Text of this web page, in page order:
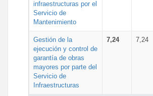
infraestructuras por el
Servicio de
Mantenimiento
Gestión de la
ejecución y control de
garantía de obras
mayores por parte del
Servicio de
Infraestructuras
7,24 7,24